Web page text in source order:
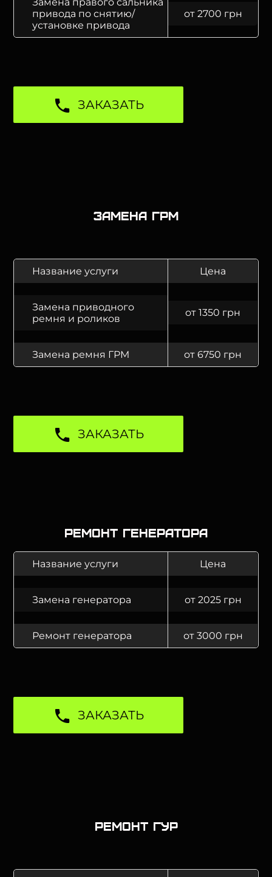
привода по снятию/
установке привода
от 2700 грн
ЗАКАЗАТЬ
Замена ГРМ
Название услуги Цена
Замена приводного
ремня и роликов
от 1350 грн
Замена ремня ГРМ от 6750 грн
ЗАКАЗАТЬ
Ремонт генератора
Название услуги Цена
Замена генератора от 2025 грн
Ремонт генератора от 3000 грн
ЗАКАЗАТЬ
Ремонт ГУР